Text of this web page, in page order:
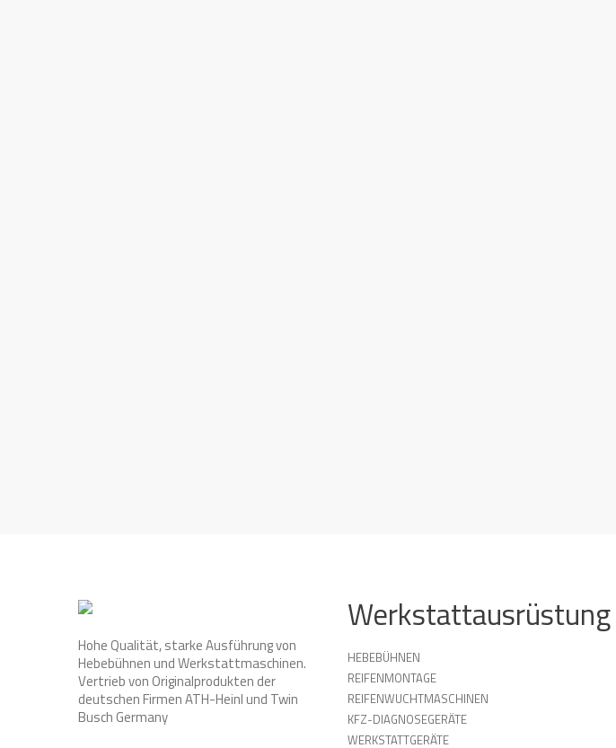
Hohe Qualität, starke Ausführung von
Hebebühnen und Werkstattmaschinen.
Vertrieb von Originalprodukten der
deutschen Firmen ATH-Heinl und Twin
Busch Germany
Werkstattausrüstung
HEBEBÜHNEN
REIFENMONTAGE
REIFENWUCHTMASCHINEN
KFZ-DIAGNOSEGERÄTE
WERKSTATTGERÄTE